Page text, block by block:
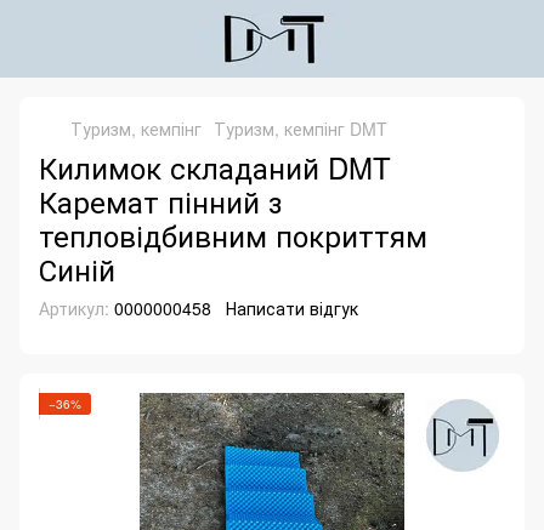
Туризм, кемпінг Туризм, кемпінг DMT
Килимок складаний DMT
Каремат пінний з
тепловідбивним покриттям
Синій
Артикул: 0000000458 Написати відгук
−36%